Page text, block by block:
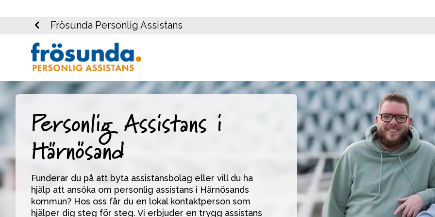
Frösunda Personlig Assistans
Personlig Assistans i
Härnösand
Funderar du på att byta assistansbolag eller vill du ha
hjälp att ansöka om personlig assistans i Härnösands
kommun? Hos oss får du en lokal kontaktperson som
hjälper dig steg för steg. Vi erbjuder en trygg assistans